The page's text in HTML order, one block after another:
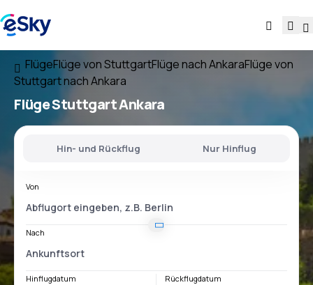
FlügeFlüge von StuttgartFlüge nach AnkaraFlüge von
Stuttgart nach Ankara
FlügeStuttgart Ankara
Hin- und Rückflug Nur Hinflug
Von
Nach
Hinflugdatum Rückflugdatum